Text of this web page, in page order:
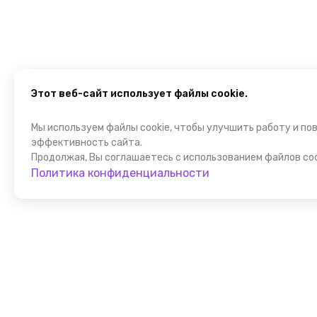
Этот веб-сайт использует файлы cookie.
Мы используем файлы cookie, чтобы улучшить работу и
эффективность сайта.
Продолжая, Вы соглашаетесь с использованием файлов
Политика конфиденциальности